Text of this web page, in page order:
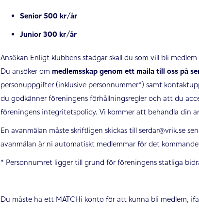
Senior 500 kr/år
Junior 300 kr/år
Ansökan Enligt klubbens stadgar skall du som vill bli
Du ansöker om medlemsskap genom ett maila till oss på
personuppgifter (inklusive personnummer*) samt
du godkänner föreningens förhållningsregler och att du
föreningens integritetspolicy. Vi kommer att behandla din
En avanmälan måste skriftligen skickas till serdar@vrik.se
avanmälan är ni automatiskt medlemmar för det
* Personnumret ligger till grund för föreningens statliga
Du måste ha ett MATCHi konto för att kunna bli medlem,